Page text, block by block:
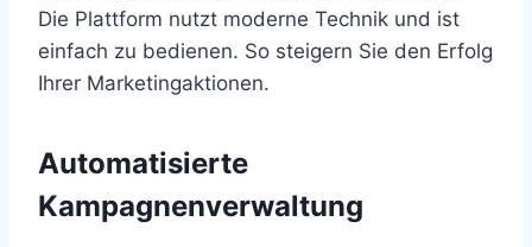
Die Plattform nutzt moderne Technik und ist
einfach zu bedienen. So steigern Sie den Erfolg
Ihrer Marketingaktionen.
Automatisierte
Kampagnenverwaltung